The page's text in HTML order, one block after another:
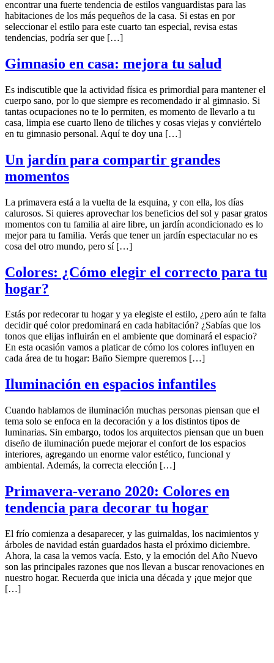
encontrar una fuerte tendencia de estilos vanguardistas para las
habitaciones de los más pequeños de la casa. Si estas en por
seleccionar el estilo para este cuarto tan especial, revisa estas
tendencias, podría ser que […]
Gimnasio en casa: mejora tu salud
Es indiscutible que la actividad física es primordial para mantener el
cuerpo sano, por lo que siempre es recomendado ir al gimnasio. Si
tantas ocupaciones no te lo permiten, es momento de llevarlo a tu
casa, limpia ese cuarto lleno de tiliches y cosas viejas y conviértelo
en tu gimnasio personal. Aquí te doy una […]
Un jardín para compartir grandes
momentos
La primavera está a la vuelta de la esquina, y con ella, los días
calurosos. Si quieres aprovechar los beneficios del sol y pasar gratos
momentos con tu familia al aire libre, un jardín acondicionado es lo
mejor para tu familia. Verás que tener un jardín espectacular no es
cosa del otro mundo, pero sí […]
Colores: ¿Cómo elegir el correcto para tu
hogar?
Estás por redecorar tu hogar y ya elegiste el estilo, ¿pero aún te falta
decidir qué color predominará en cada habitación? ¿Sabías que los
tonos que elijas influirán en el ambiente que dominará el espacio?
En esta ocasión vamos a platicar de cómo los colores influyen en
cada área de tu hogar: Baño Siempre queremos […]
Iluminación en espacios infantiles
Cuando hablamos de iluminación muchas personas piensan que el
tema solo se enfoca en la decoración y a los distintos tipos de
luminarias. Sin embargo, todos los arquitectos piensan que un buen
diseño de iluminación puede mejorar el confort de los espacios
interiores, agregando un enorme valor estético, funcional y
ambiental. Además, la correcta elección […]
Primavera-verano 2020: Colores en
tendencia para decorar tu hogar
El frío comienza a desaparecer, y las guirnaldas, los nacimientos y
árboles de navidad están guardados hasta el próximo diciembre.
Ahora, la casa la vemos vacía. Esto, y la emoción del Año Nuevo
son las principales razones que nos llevan a buscar renovaciones en
nuestro hogar. Recuerda que inicia una década y ¡que mejor que
[…]